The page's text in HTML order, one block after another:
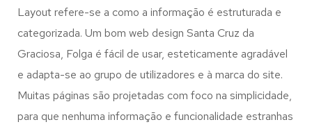
Layout refere-se a como a informação é estruturada e
categorizada. Um bom web design Santa Cruz da
Graciosa, Folga é fácil de usar, esteticamente agradável
e adapta-se ao grupo de utilizadores e à marca do site.
Muitas páginas são projetadas com foco na simplicidade,
para que nenhuma informação e funcionalidade estranhas